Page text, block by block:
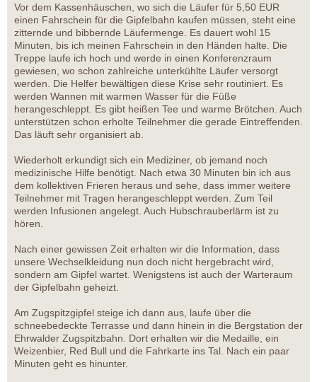
Vor dem Kassenhäuschen, wo sich die Läufer für 5,50 EUR
einen Fahrschein für die Gipfelbahn kaufen müssen, steht eine
zitternde und bibbernde Läufermenge. Es dauert wohl 15
Minuten, bis ich meinen Fahrschein in den Händen halte. Die
Treppe laufe ich hoch und werde in einen Konferenzraum
gewiesen, wo schon zahlreiche unterkühlte Läufer versorgt
werden. Die Helfer bewältigen diese Krise sehr routiniert. Es
werden Wannen mit warmen Wasser für die Füße
herangeschleppt. Es gibt heißen Tee und warme Brötchen. Auch
unterstützen schon erholte Teilnehmer die gerade Eintreffenden.
Das läuft sehr organisiert ab.
Wiederholt erkundigt sich ein Mediziner, ob jemand noch
medizinische Hilfe benötigt. Nach etwa 30 Minuten bin ich aus
dem kollektiven Frieren heraus und sehe, dass immer weitere
Teilnehmer mit Tragen herangeschleppt werden. Zum Teil
werden Infusionen angelegt. Auch Hubschrauberlärm ist zu
hören.
Nach einer gewissen Zeit erhalten wir die Information, dass
unsere Wechselkleidung nun doch nicht hergebracht wird,
sondern am Gipfel wartet. Wenigstens ist auch der Warteraum
der Gipfelbahn geheizt.
Am Zugspitzgipfel steige ich dann aus, laufe über die
schneebedeckte Terrasse und dann hinein in die Bergstation der
Ehrwalder Zugspitzbahn. Dort erhalten wir die Medaille, ein
Weizenbier, Red Bull und die Fahrkarte ins Tal. Nach ein paar
Minuten geht es hinunter.